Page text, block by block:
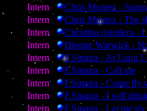
Intern
Chris Montez -
Intern
Chris Montez - The
Intern
Christina Aguilera - I
Intern
Dionne Warwick -
Intern
F.Sinatra - At Long
Intern
F.Sinatra - Call me
Intern
F.Sinatra - Come fly
Intern
F.Sinatra - I will
Intern
F.Sinatra - Let me try